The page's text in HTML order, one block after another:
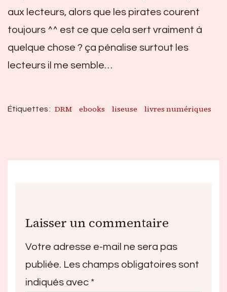
aux lecteurs, alors que les pirates courent
toujours ^^ est ce que cela sert vraiment à
quelque chose ? ça pénalise surtout les
lecteurs il me semble…
Étiquettes : DRM ebooks liseuse livres numériques
Laisser un commentaire
Votre adresse e-mail ne sera pas
publiée. Les champs obligatoires sont
indiqués avec *